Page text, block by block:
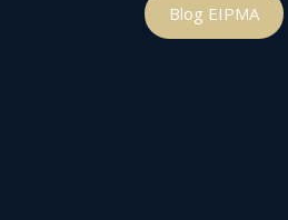
Blog EIPMA